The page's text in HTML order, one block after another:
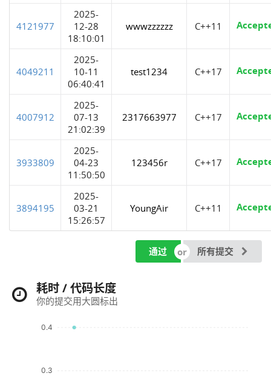
4121977
2025-
12-28
18:10:01
wwwzzzzzz C++11
4049211
2025-
10-11
06:40:41
test1234 C++17
4007912
2025-
07-13
21:02:39
2317663977 C++17
3933809
2025-
04-23
11:50:50
123456r C++17
3894195
2025-
03-21
15:26:57
YoungAir C++11
通过 所有提交
耗时 / 代码长度
你的提交用大圆标出